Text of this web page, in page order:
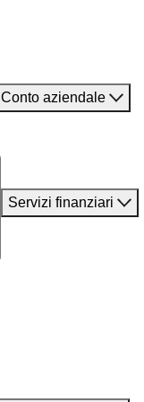
Conto aziendale
Servizi finanziari